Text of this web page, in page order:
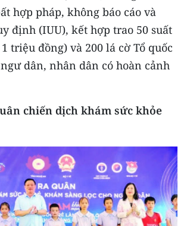
Cửu Long
Hồ Chí Minh
hợp pháp, không báo cáo và
định (IUU), kết hợp trao 50 suất
triệu đồng) và 200 lá cờ Tổ quốc
dân, nhân dân có hoàn cảnh
chiến dịch khám sức khỏe